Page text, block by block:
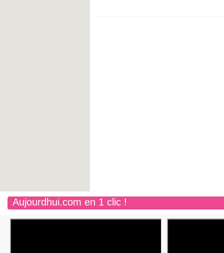
Aujourdhui.com en 1 clic !